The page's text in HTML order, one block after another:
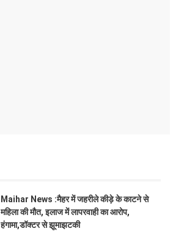
Maihar News :मैहर में जहरीले कीड़े के काटने से
महिला की मौत, इलाज में लापरवाही का आरोप,
हंगामा,डॉक्टर से झूमाझटकी